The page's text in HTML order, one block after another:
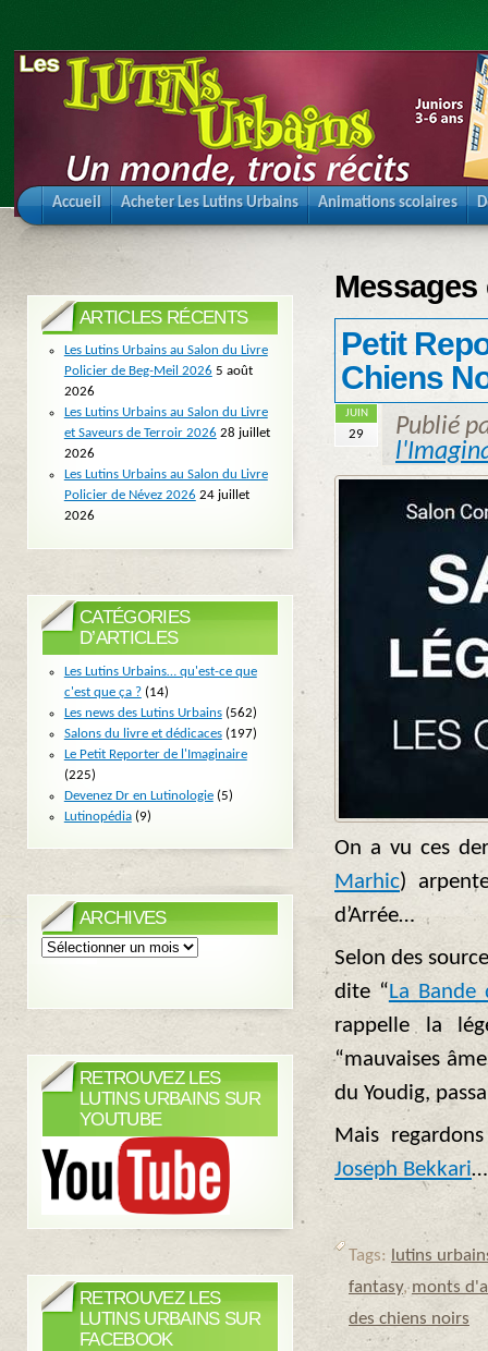
Accueil Acheter Les Lutins Urbains Animations scolaires
Petit
Chiens
JUIN
29
Publié
On a vu ces
Marhic)
d’Arrée…
Selon des
dite “La Bande
rappelle la
“mauvaises
du Youdig,
Mais
Joseph Bekkari…
Tags:
lutins
fantasy,monts
des chiens noirs
ARTICLES RÉCENTS
Les Lutins Urbains au Salon du Livre
Policier de Beg-Meil 2026 5 août
2026
Les Lutins Urbains au Salon du Livre
et Saveurs de Terroir 2026 28 juillet
2026
Les Lutins Urbains au Salon du Livre
Policier de Névez 2026 24 juillet
2026
CATÉGORIES
D’ARTICLES
Les Lutins Urbains… qu'est-ce que
c'est que ça ?(14)
Les news des Lutins Urbains(562)
Salons du livre et dédicaces(197)
Le Petit Reporter de l'Imaginaire
(225)
Devenez Dr en Lutinologie(5)
Lutinopédia(9)
ARCHIVES
Archives
RETROUVEZ LES
LUTINS URBAINS SUR
YOUTUBE
RETROUVEZ LES
LUTINS URBAINS SUR
FACEBOOK